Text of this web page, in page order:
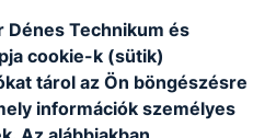
Dénes Technikum és
cookie-k (sütik)
tárol az Ön böngészésre
információk személyes